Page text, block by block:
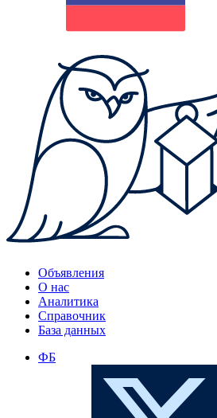
Объявления
О нас
Аналитика
Справочник
База данных
ФБ